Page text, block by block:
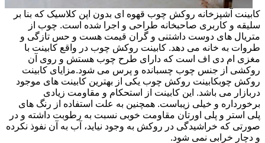
کابینت آشپزخانه روکش چوب قهوه ای بدون اپن کلاسیک که بنا بر
سلیقه و کاربری صاحبخانه طراحی و اجرا شده است. چوب از
متریال های دوست داشتنی و گران قیمت هست و حس تازگی و
طروات به خانه می دهد. کابینت روکش چوب در واقع کابینت با
مغزی ام دی اف است که دارای طرح چوب هستش و روی آن
روکشی از جنس چوب چسبانده و پرس می شود.مزایای کابینت
روکش چوبکابینت روکش چوب یکی از بهترین کابینت های موجود
دربازار می باشد. این کابینت از استحکام و مقاومت زیادی
برخورداره و خیلی زیباست. همچنین به علت استفاده از رنگ های
پلی استر و پلی اورتان مقاومت خوبی نسبت به رطوبت داشته و در
صورتی که خراشیدگی در روکش به وجود نیاید، آب به آن نفوذ نکرده
و دچار خرابی نمی شود.